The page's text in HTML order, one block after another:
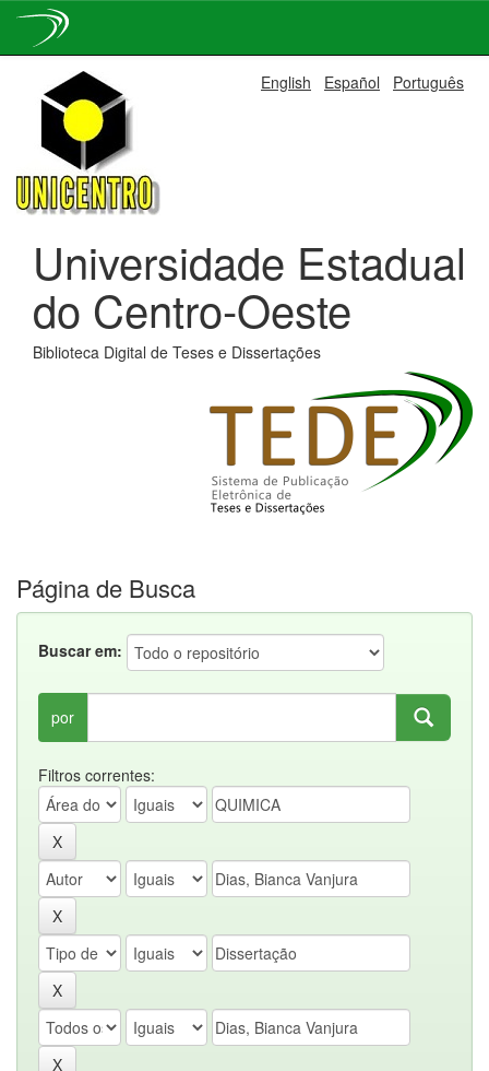
navigation
English Español Português
Universidade Estadual
do Centro-Oeste
Biblioteca Digital de Teses e Dissertações
Página de Busca
Buscar em:
por
Filtros correntes: